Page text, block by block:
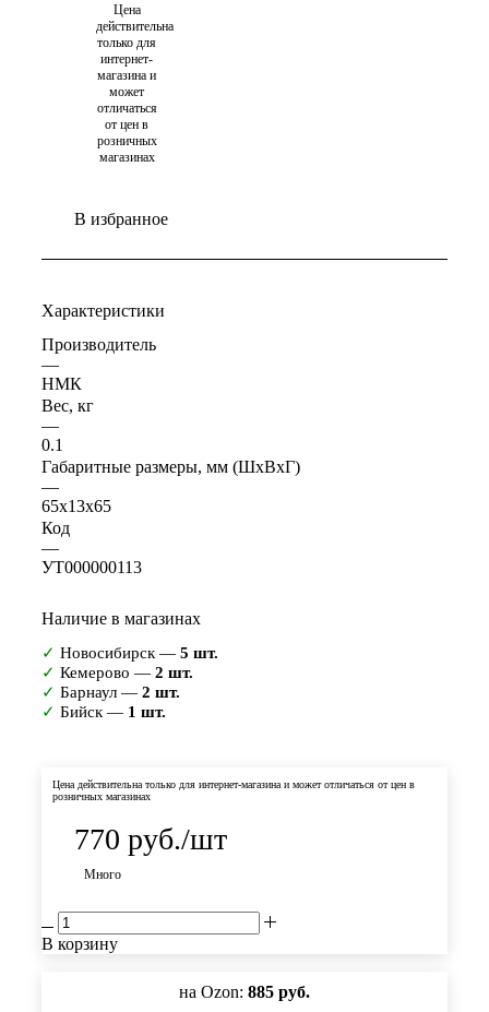
Цена
действительна
только для
интернет-
магазина и
может
отличаться
от цен в
розничных
магазинах
В избранное
Характеристики
Производитель
—
НМК
Вес, кг
—
0.1
Габаритные размеры, мм (ШхВхГ)
—
65х13х65
Код
—
УТ000000113
Наличие в магазинах
✓ Новосибирск — 5 шт.
✓ Кемерово — 2 шт.
✓ Барнаул — 2 шт.
✓ Бийск — 1 шт.
Цена действительна только для интернет-магазина и может отличаться от цен в
розничных магазинах
770 руб./шт
Много
В корзину
на Ozon: 885 руб.